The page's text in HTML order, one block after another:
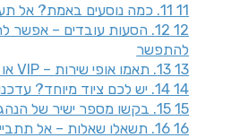
11 11. כמה נוסעים באמת? אל תעגלו כלפי מטה
12
12. הסעות עובדים – אפשר
להתפשר
13 13. תאמו אופי שירות – VIP או רגיל?
14 14. יש לכם ציוד מיוחד? עדכנו מראש
15 15. בקשו מספר ישיר של הנהג
16 16. תשאלו שאלות – אל תתביישו